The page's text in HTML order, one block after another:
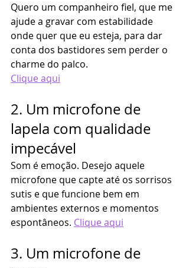
Quero um companheiro fiel, que me
ajude a gravar com estabilidade
onde quer que eu esteja, para dar
conta dos bastidores sem perder o
charme do palco.
Clique aqui
2. Um microfone de
lapela com qualidade
impecável
Som é emoção. Desejo aquele
microfone que capte até os sorrisos
sutis e que funcione bem em
ambientes externos e momentos
espontâneos. Clique aqui
3. Um microfone de